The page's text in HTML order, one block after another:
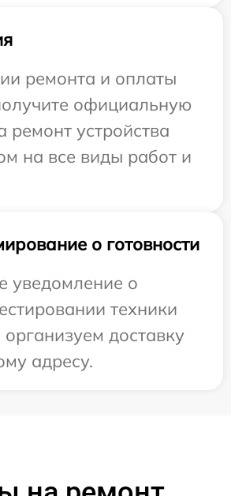
ремонта и оплаты
официальную
ремонт устройства
на все виды работ и
о готовности
уведомление о
техники
доставку
адресу.